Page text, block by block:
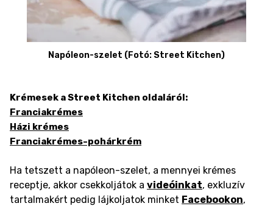
Napóleon-szelet (Fotó: Street Kitchen)
Krémesek a Street Kitchen oldaláról:
Franciakrémes
Házi krémes
Franciakrémes-pohárkrém
Ha tetszett a napóleon-szelet, a mennyei krémes
receptje, akkor csekkoljátok a videóinkat, exkluzív
tartalmakért pedig lájkoljatok minket Facebookon,